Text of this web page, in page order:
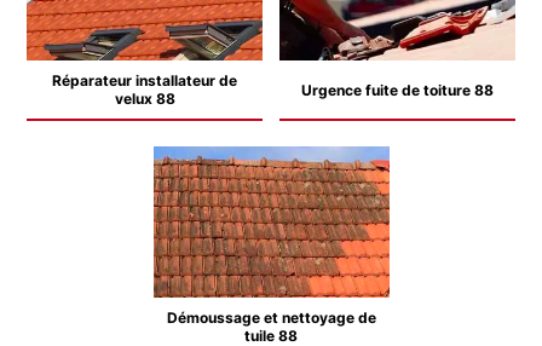
Réparateur installateur de
velux 88
Urgence fuite de toiture 88
Démoussage et nettoyage de
tuile 88